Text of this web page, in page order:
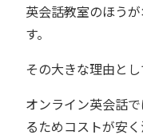
英会話教室のほう
す。
その大きな理由と
オンライン英会話
るためコストが安く